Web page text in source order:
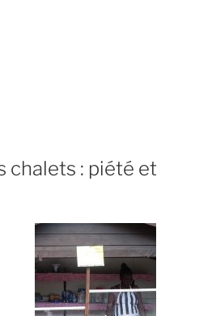
chalets : piété et